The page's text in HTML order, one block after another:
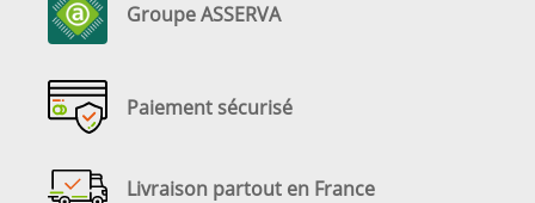
Groupe ASSERVA
Paiement sécurisé
Livraison partout en France